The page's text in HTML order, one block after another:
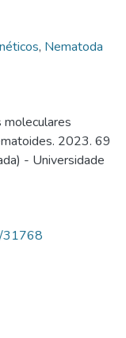
, Nematoda
moleculares
2023. 69
- Universidade
31768